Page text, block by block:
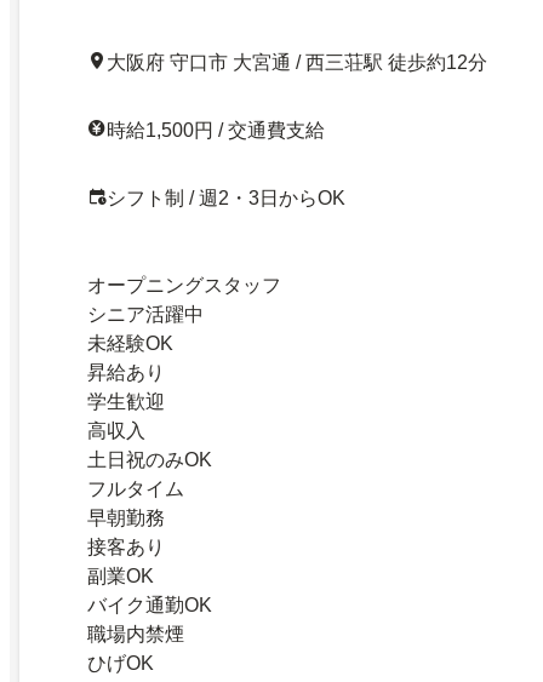
大阪府 守口市 大宮通 / 西三荘駅 徒歩約12分
時給1,500円 / 交通費支給
シフト制 / 週2・3日からOK
オープニングスタッフ
シニア活躍中
未経験OK
昇給あり
学生歓迎
高収入
土日祝のみOK
フルタイム
早朝勤務
接客あり
副業OK
バイク通勤OK
職場内禁煙
ひげOK